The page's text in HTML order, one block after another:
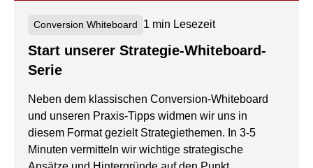
Conversion Whiteboard 1 min Lesezeit
Start unserer Strategie-Whiteboard-
Serie
Neben dem klassischen Conversion-Whiteboard
und unseren Praxis-Tipps widmen wir uns in
diesem Format gezielt Strategiethemen. In 3-5
Minuten vermitteln wir wichtige strategische